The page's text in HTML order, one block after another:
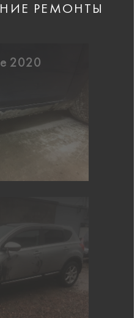
РЕМОНТЫ
2020